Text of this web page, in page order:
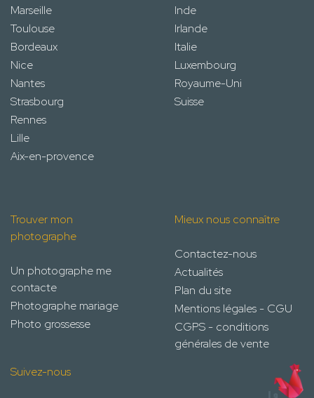
Marseille
Toulouse
Bordeaux
Nice
Nantes
Strasbourg
Rennes
Lille
Aix-en-provence
Inde
Irlande
Italie
Luxembourg
Royaume-Uni
Suisse
Trouver mon
photographe
Un photographe me
contacte
Photographe mariage
Photo grossesse
Mieux nous connaître
Contactez-nous
Actualités
Plan du site
Mentions légales - CGU
CGPS - conditions
générales de vente
Suivez-nous